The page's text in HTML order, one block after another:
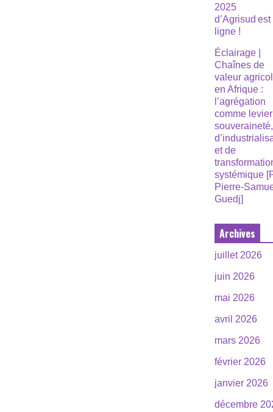
2025
d’Agrisud
ligne !
Éclairage |
Chaînes de
valeur
en Afrique :
l’agrégation
comme
souveraineté,
et de
systémique
Pierre-
Guedj]
Archives
juillet 2026
juin 2026
mai 2026
avril 2026
mars 2026
février 2026
janvier 2026
décembre